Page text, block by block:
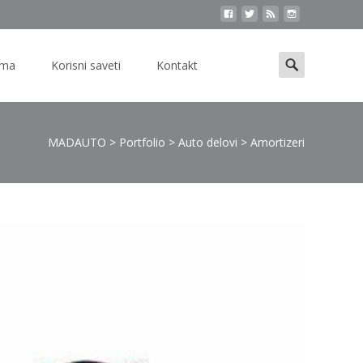
Korisni saveti Kontakt
Search
for:
MADAUTO > Portfolio > Auto delovi > Amortizeri